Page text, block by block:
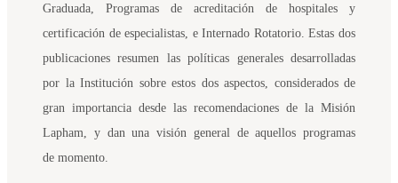
Graduada, Programas de acreditación de hospitales y
certificación de especialistas, e Internado Rotatorio. Estas dos
publicaciones resumen las políticas generales desarrolladas
por la Institución sobre estos dos aspectos, considerados de
gran importancia desde las recomendaciones de la Misión
Lapham, y dan una visión general de aquellos programas
de momento.